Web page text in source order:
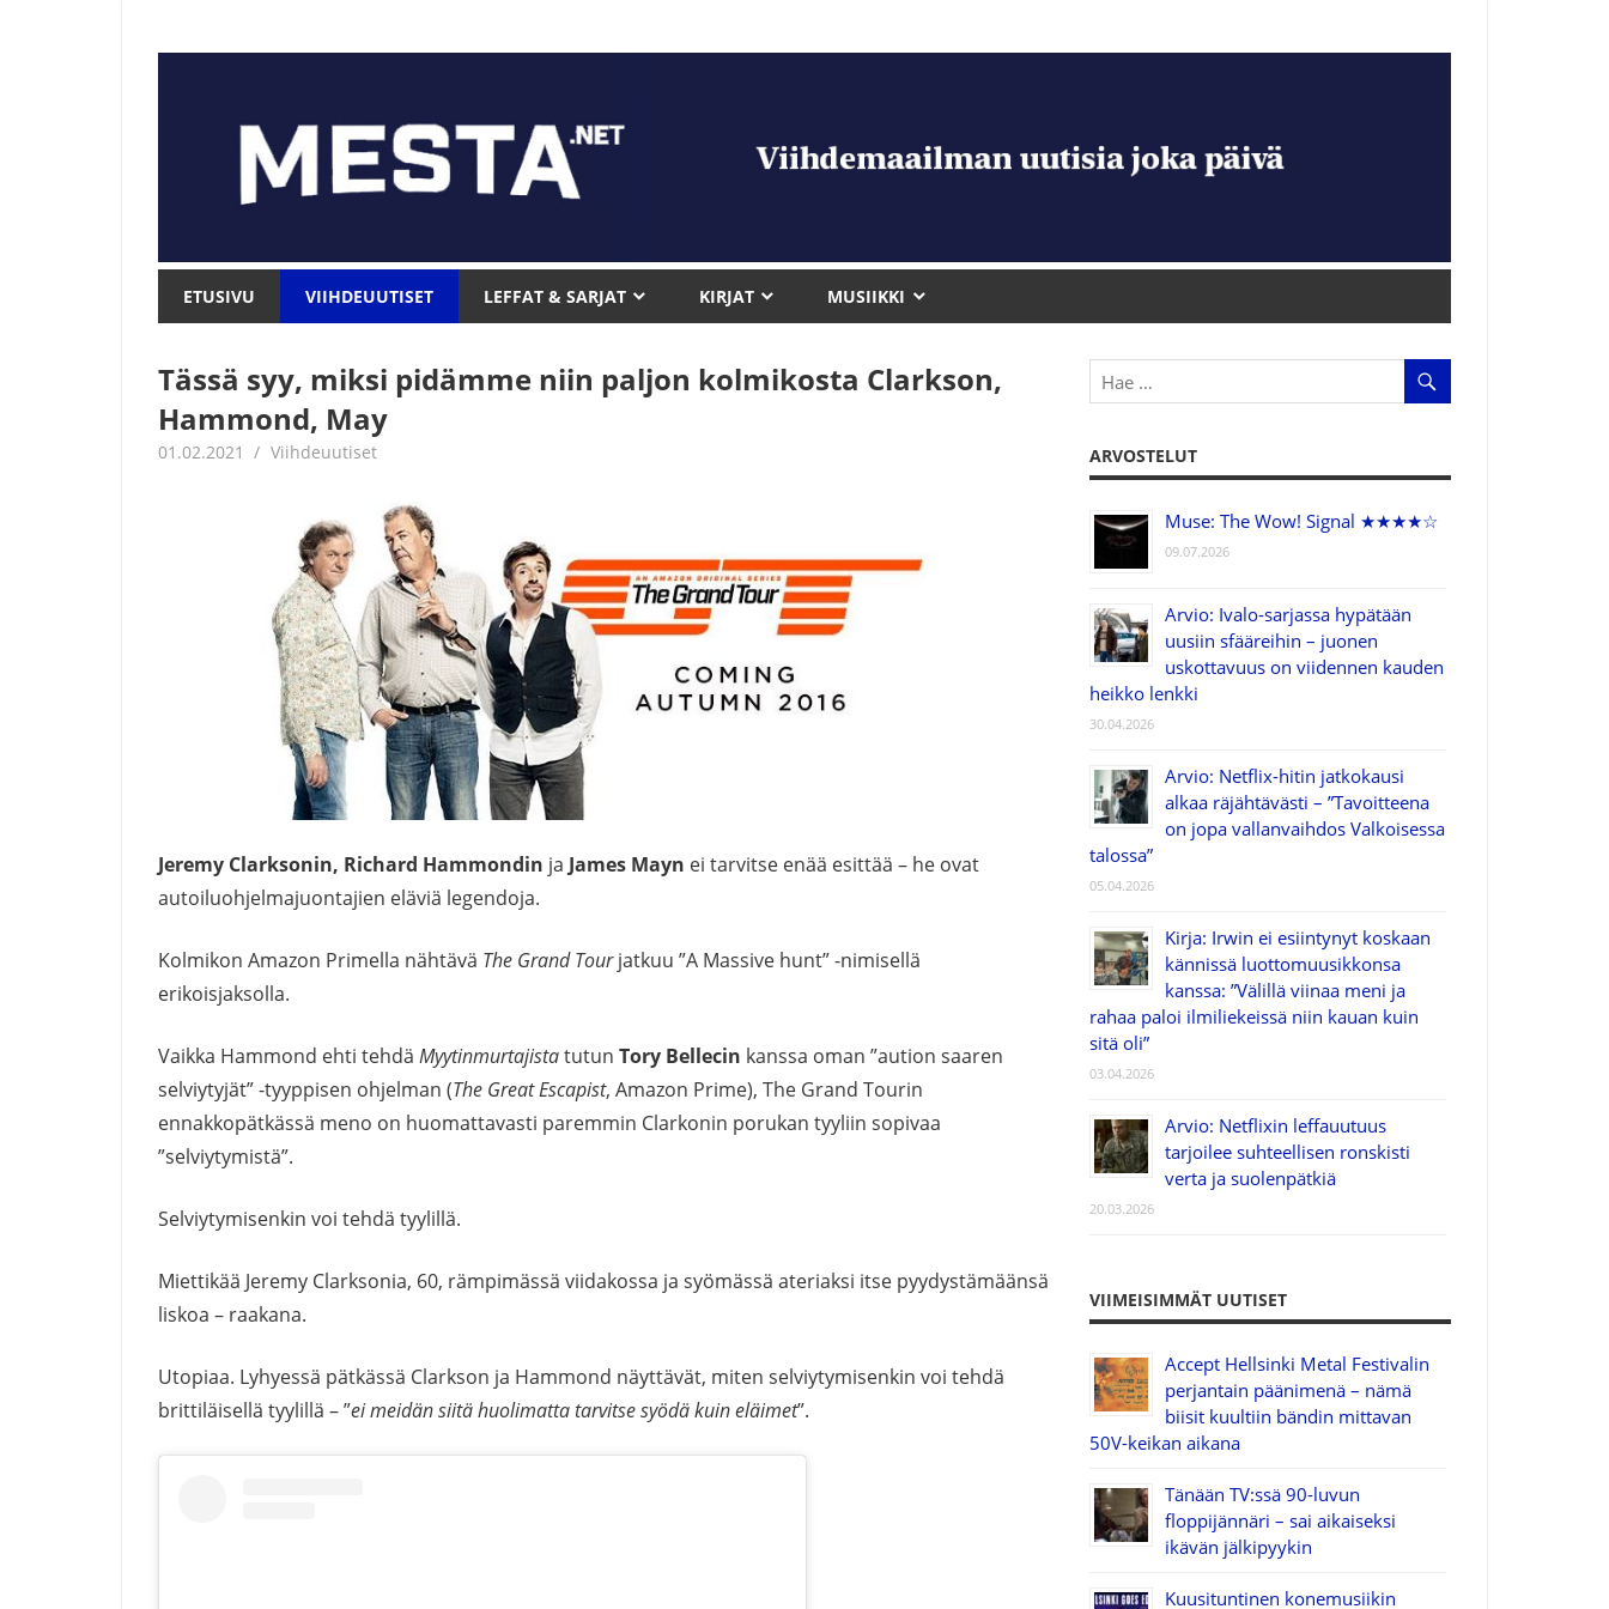
Mesta.net
ETUSIVU VIIHDEUUTISET LEFFAT & SARJAT KIRJAT MUSIIKKI
Tässä syy, miksi pidämme niin paljon kolmikosta Clarkson,
Hammond, May
01.02.2021 Juha Kaunisto
Viihdeuutiset
Jeremy Clarksonin, Richard Hammondin ja James Mayn ei tarvitse enää esittää – he ovat
autoiluohjelmajuontajien eläviä legendoja.
Kolmikon Amazon Primella nähtävä The Grand Tourjatkuu ”A Massive hunt” -nimisellä
erikoisjaksolla.
Vaikka Hammond ehti tehdä Myytinmurtajistatutun Tory Bellecin kanssa oman ”aution saaren
selviytyjät” -tyyppisen ohjelman (The Great Escapist, Amazon Prime), The Grand Tourin
ennakkopätkässä meno on huomattavasti paremmin Clarkonin porukan tyyliin sopivaa
”selviytymistä”.
Selviytymisenkin voi tehdä tyylillä.
Miettikää Jeremy Clarksonia, 60, rämpimässä viidakossa ja syömässä ateriaksi itse pyydystämäänsä
liskoa – raakana.
Utopiaa. Lyhyessä pätkässä Clarkson ja Hammond näyttävät, miten selviytymisenkin voi tehdä
brittiläisellä tyylillä – ”ei meidän siitä huolimatta tarvitse syödä kuin eläimet”.
ARVOSTELUT
Muse: The Wow! Signal ★★★★☆
09.07.2026
Arvio: Ivalo-sarjassa hypätään
uusiin sfääreihin – juonen
uskottavuus on viidennen kauden
heikko lenkki
30.04.2026
Arvio: Netflix-hitin jatkokausi
alkaa räjähtävästi – ”Tavoitteena
on jopa vallanvaihdos Valkoisessa
talossa”
05.04.2026
Kirja: Irwin ei esiintynyt koskaan
kännissä luottomuusikkonsa
kanssa: ”Välillä viinaa meni ja
rahaa paloi ilmiliekeissä niin kauan kuin
sitä oli”
03.04.2026
Arvio: Netflixin leffauutuus
tarjoilee suhteellisen ronskisti
verta ja suolenpätkiä
20.03.2026
VIIMEISIMMÄT UUTISET
Accept Hellsinki Metal Festivalin
perjantain päänimenä – nämä
biisit kuultiin bändin mittavan
50V-keikan aikana
Tänään TV:ssä 90-luvun
floppijännäri – sai aikaiseksi
ikävän jälkipyykin
Kuusituntinen konemusiikin